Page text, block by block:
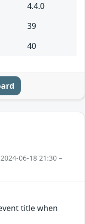
4.4.0
39
40
06-18 21:30 –
title when